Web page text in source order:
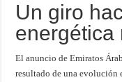
Un giro
energética
El anuncio de Emiratos
resultado de una evolución